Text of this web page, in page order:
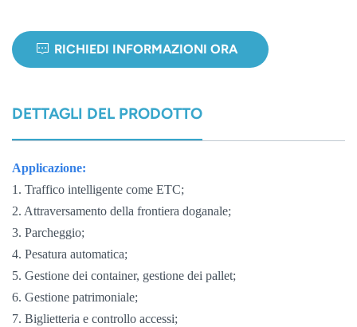
RICHIEDI INFORMAZIONI ORA
DETTAGLI DEL PRODOTTO
Applicazione:
1. Traffico intelligente come ETC;
2. Attraversamento della frontiera doganale;
3. Parcheggio;
4. Pesatura automatica;
5. Gestione dei container, gestione dei pallet;
6. Gestione patrimoniale;
7. Biglietteria e controllo accessi;